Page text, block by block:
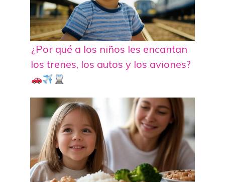
¿Por qué a los niños les encantan
los trenes, los autos y los aviones?